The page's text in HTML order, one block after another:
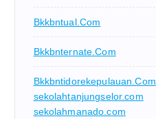
Bkkbntual.com
Bkkbnternate.com
Bkkbntidorekepulauan.com
sekolahtanjungselor.com
sekolahmanado.com